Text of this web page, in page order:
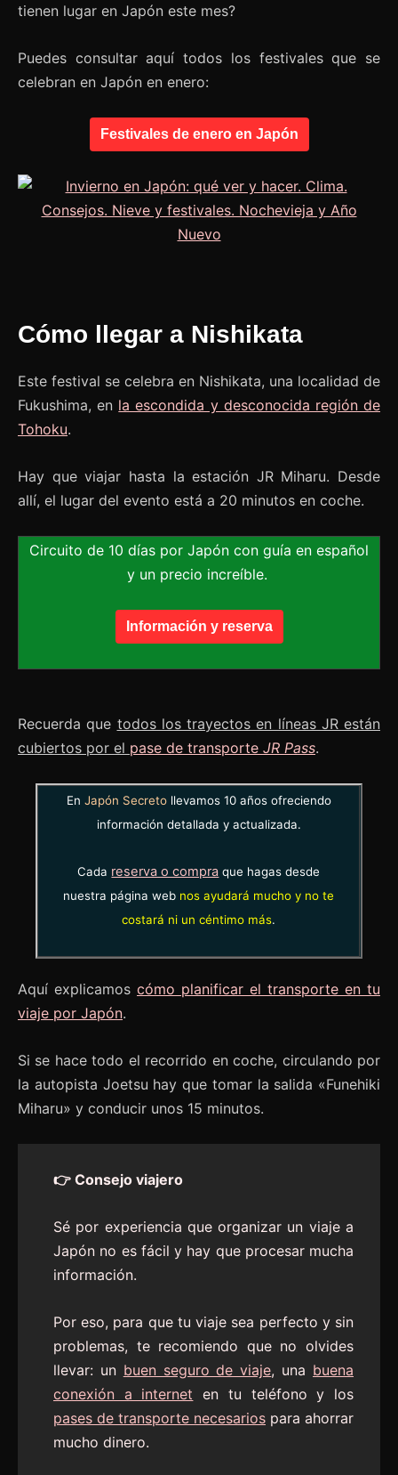
tienen lugar en Japón este mes?
Puedes consultar aquí todos los festivales que se
celebran en Japón en enero:
Festivales de enero en Japón
Cómo llegar a Nishikata
Este festival se celebra en Nishikata, una localidad de
Fukushima, en la escondida y desconocida región de
Tohoku.
Hay que viajar hasta la estación JR Miharu. Desde
allí, el lugar del evento está a 20 minutos en coche.
Circuito de 10 días por Japón con guía en español
y un precio increíble.
Información y reserva
Recuerda que todos los trayectos en líneas JR están
cubiertos por el pase de transporte JR Pass.
En Japón Secretollevamos 10 años ofreciendo
información detallada y actualizada.
Cada reserva o compra que hagas desde
nuestra página web nos ayudará mucho y no te
costará ni un céntimo más.
Aquí explicamos cómo planificar el transporte en tu
viaje por Japón.
Si se hace todo el recorrido en coche, circulando por
la autopista Joetsu hay que tomar la salida «Funehiki
Miharu» y conducir unos 15 minutos.
👉 Consejo viajero
Sé por experiencia que organizar un viaje a
Japón no es fácil y hay que procesar mucha
información.
Por eso, para que tu viaje sea perfecto y sin
problemas, te recomiendo que no olvides
llevar: un buen seguro de viaje, una buena
conexión a internet
en tu teléfono y los
pases de transporte necesarios para ahorrar
mucho dinero.